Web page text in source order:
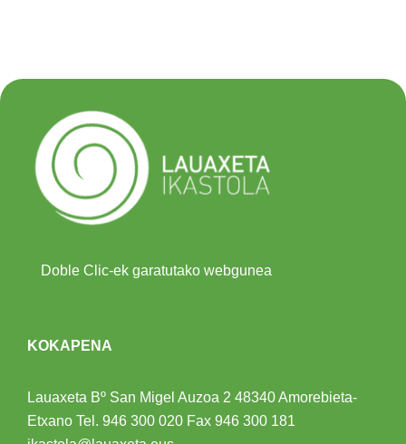
Doble Clic-ek garatutako webgunea
KOKAPENA
Lauaxeta Bº San Migel Auzoa 2 48340 Amorebieta-
Etxano Tel. 946 300 020 Fax 946 300 181